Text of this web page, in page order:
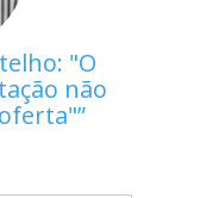
"O
não